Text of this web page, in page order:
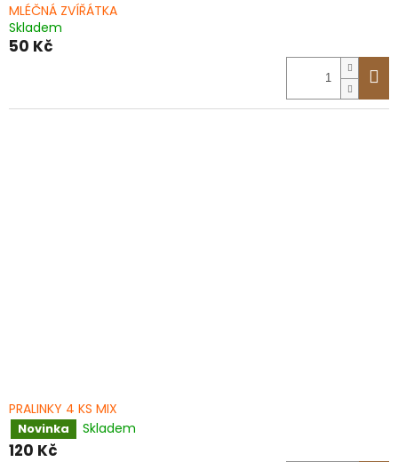
MLÉČNÁ ZVÍŘÁTKA
Skladem
50 Kč
PRALINKY 4 KS MIX
Novinka Skladem
120 Kč